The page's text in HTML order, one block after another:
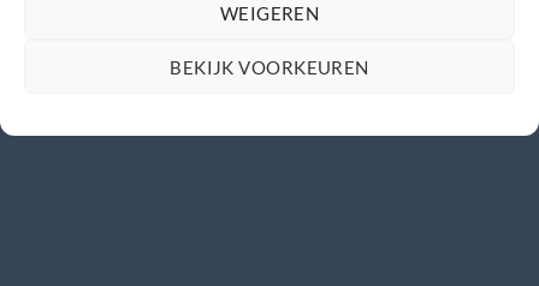
WEIGEREN
BEKIJK VOORKEUREN